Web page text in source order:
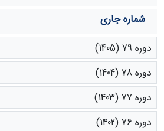
شماره جاری
دوره 79 (1405)
دوره 78 (1404)
دوره 77 (1403)
دوره 76 (1402)